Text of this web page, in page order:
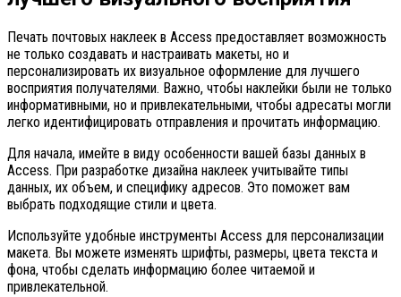
Печать почтовых наклеек в Access предоставляет возможность
не только создавать и настраивать макеты, но и
персонализировать их визуальное оформление для лучшего
восприятия получателями. Важно, чтобы наклейки были не только
информативными, но и привлекательными, чтобы адресаты могли
легко идентифицировать отправления и прочитать информацию.
Для начала, имейте в виду особенности вашей базы данных в
Access. При разработке дизайна наклеек учитывайте типы
данных, их объем, и специфику адресов. Это поможет вам
выбрать подходящие стили и цвета.
Используйте удобные инструменты Access для персонализации
макета. Вы можете изменять шрифты, размеры, цвета текста и
фона, чтобы сделать информацию более читаемой и
привлекательной.